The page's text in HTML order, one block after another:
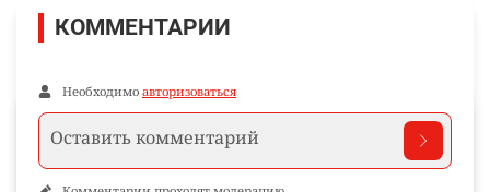
КОММЕНТАРИИ
Необходимо авторизоваться